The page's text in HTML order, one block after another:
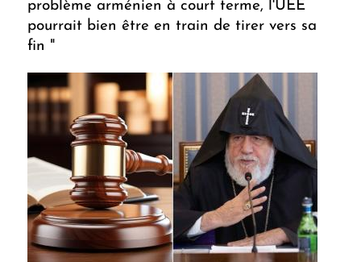
problème arménien à court terme, l'UEE
pourrait bien être en train de tirer vers sa
fin "